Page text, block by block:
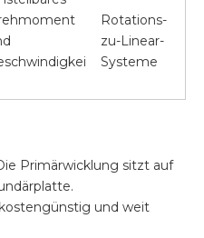
Rotations-
zu-Linear-
Systeme
Primärwicklung sitzt auf
und weit